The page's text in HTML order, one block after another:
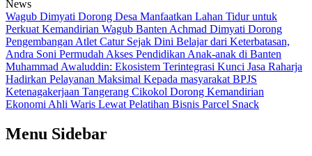
News
Wagub Dimyati Dorong Desa Manfaatkan Lahan Tidur untuk
Perkuat Kemandirian Wagub Banten Achmad Dimyati Dorong
Pengembangan Atlet Catur Sejak Dini Belajar dari Keterbatasan,
Andra Soni Permudah Akses Pendidikan Anak-anak di Banten
Muhammad Awaluddin: Ekosistem Terintegrasi Kunci Jasa Raharja
Hadirkan Pelayanan Maksimal Kepada masyarakat BPJS
Ketenagakerjaan Tangerang Cikokol Dorong Kemandirian
Ekonomi Ahli Waris Lewat Pelatihan Bisnis Parcel Snack
Menu Sidebar